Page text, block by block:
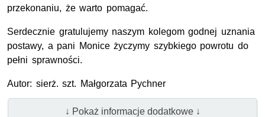
przekonaniu, że warto pomagać.
Serdecznie gratulujemy naszym kolegom godnej uznania
postawy, a pani Monice życzymy szybkiego powrotu do
pełni sprawności.
Autor: sierż. szt. Małgorzata Pychner
↓ Pokaż informacje dodatkowe ↓